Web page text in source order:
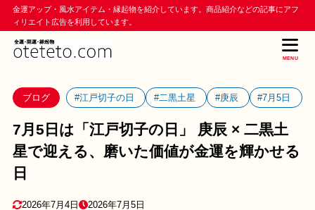
金運アップ・風水アイテム・縁起物を紹介しています。商品紹介などの記事にアフ
ィリエイト広告を利用しています。
MENU
ブログ #江戸切子の日 #二黒土星 #庚辰 #7月5日
7月5日は「江戸切子の日」 庚辰 × 二黒土
星で迎える、磨いた価値が金運を輝かせる
日
2026年7月4日
2026年7月5日